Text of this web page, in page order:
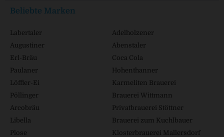
Beliebte Marken
Labertaler
Adelholzener
Augustiner
Abenstaler
Erl-Bräu
Coca Cola
Paulaner
Hohenthanner
Löffler-Ei
Karmeliten Brauerei
Pöllinger
Brauerei Wittmann
Arcobräu
Privatbrauerei Stöttner
Libella
Brauerei zum Kuchlbauer
Plose
Klosterbrauerei Mallersdorf